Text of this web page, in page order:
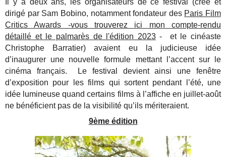
dirigé par Sam Bobino, notamment fondateur des Paris Film
Critics Awards -vous trouverez ici mon compte-rendu
détaillé et le palmarès de l'édition 2023- et le cinéaste
Christophe Barratier) avaient eu la judicieuse idée
d’inaugurer une nouvelle formule mettant l’accent sur le
cinéma français. Le festival devient ainsi une fenêtre
d’exposition pour les films qui sortent pendant l’été, une
idée lumineuse quand certains films à l’affiche en juillet-août
ne bénéficient pas de la visibilité qu’ils mériteraient.
9ème édition